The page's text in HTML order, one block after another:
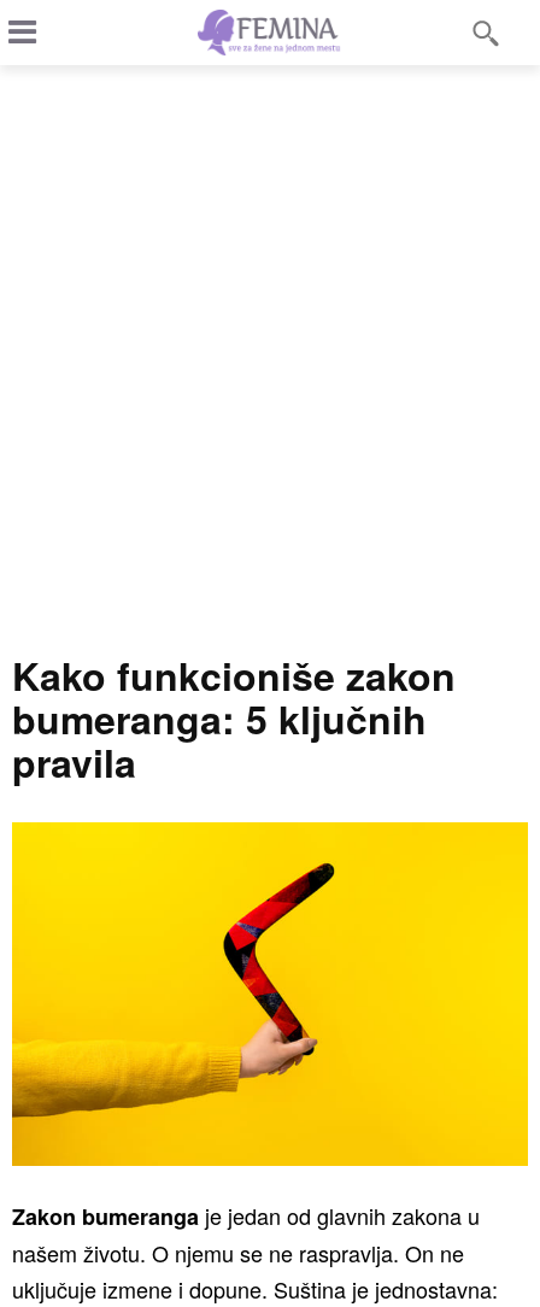
Kako funkcioniše zakon
bumeranga: 5 ključnih
pravila
Zakon bumeranga je jedan od glavnih zakona u
našem životu. O njemu se ne raspravlja. On ne
uključuje izmene i dopune. Suština je jednostavna: